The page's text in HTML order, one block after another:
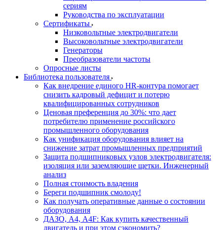
сериям
Руководства по эксплуатации
Сертификаты
Низковольтные электродвигатели
Высоковольтные электродвигатели
Генераторы
Преобразователи частоты
Опросные листы
Библиотека пользователя
Как внедрение единого HR-контура помогает
снизить кадровый дефицит и потерю
квалифицированных сотрудников
Ценовая преференция до 30%: что дает
потребителю применение российского
промышленного оборудования
Как унификация оборудования влияет на
снижение затрат промышленных предприятий
Защита подшипниковых узлов электродвигателя:
изоляция или заземляющие щетки. Инженерный
анализ
Полная стоимость владения
Береги подшипник смолоду!
Как получать оперативные данные о состоянии
оборудования
ДАЗО, А4, А4F: Как купить качественный
двигатель и при этом сэкономить?